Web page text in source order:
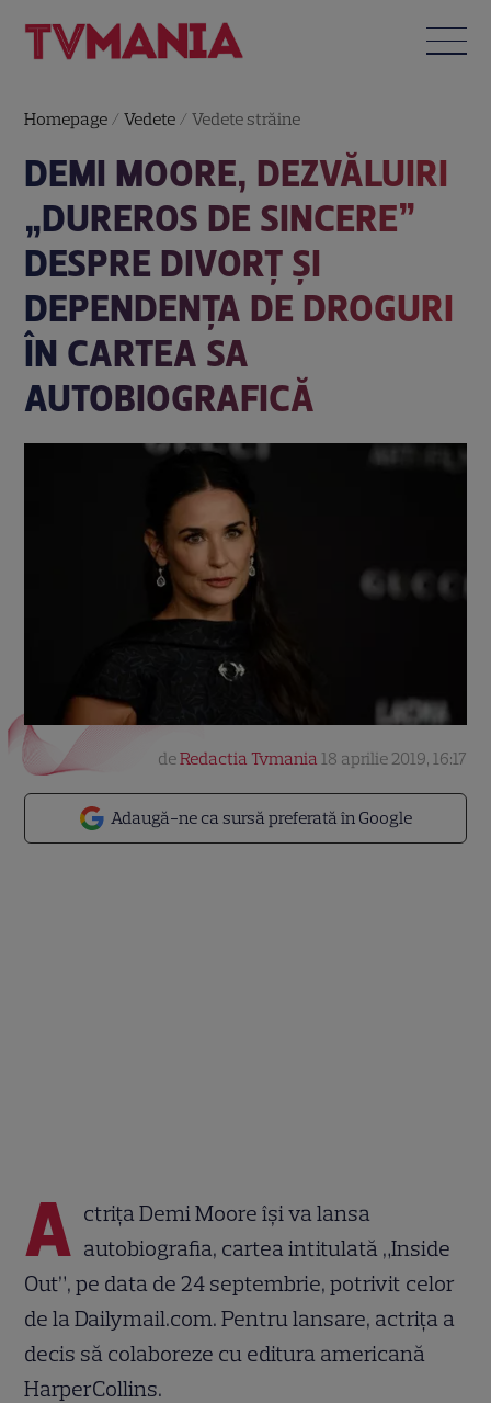
Homepage /Vedete /Vedete străine
DEMI MOORE, DEZVĂLUIRI
„DUREROS DE SINCERE”
DESPRE DIVORȚ ȘI
DEPENDENȚA DE DROGURI
ÎN CARTEA SA
AUTOBIOGRAFICĂ
Adaugă-ne ca sursă preferată în Google
deRedactia Tvmania 18 aprilie 2019, 16:17
A ctriţa Demi Moore îşi va lansa
autobiografia, cartea intitulată „Inside
Out”, pe data de 24 septembrie, potrivit celor
de la Dailymail.com. Pentru lansare, actriţa a
decis să colaboreze cu editura americană
HarperCollins.